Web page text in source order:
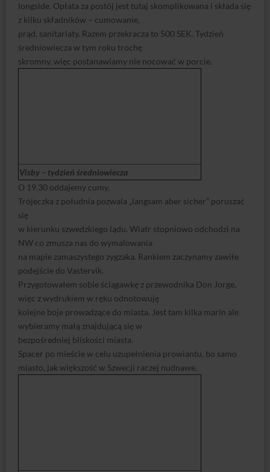
longside. Opłata za postój jest tutaj skomplikowana i składa się
z kilku składników – cumowanie,
prąd, sanitariaty. Razem przekracza to 500 SEK. Tydzień
średniowiecza w tym roku trochę
skromny, więc postanawiamy nie nocować w porcie.
Visby – tydzień średniowiecza
O 19.30 oddajemy cumy.
Trójeczka z południa pozwala „langsam aber sicher” poruszać
się
w kierunku szwedzkiego lądu. Wiatr stopniowo odchodzi na
NW co zmusza nas do wymalowania
na mapie zamaszystego zygzaka. Rankiem zaczynamy zawiłe
podejście do Vastervik.
Przygotowałem sobie ściągawkę z przewodnika Don Jorge,
więc z wydrukiem w ręku odnotowuję
kolejne boje prowadzące do miasta. Jest tam kilka marin ale
wybieramy małą znajdującą się w
bezpośredniej bliskości miasta.
Spacer po mieście w celu uzupełnienia prowiantu, bo samo
miasto, jak większość w Szwecji raczej nudnawe.